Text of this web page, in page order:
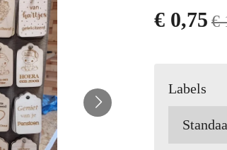
€ 0,75 €
Labels